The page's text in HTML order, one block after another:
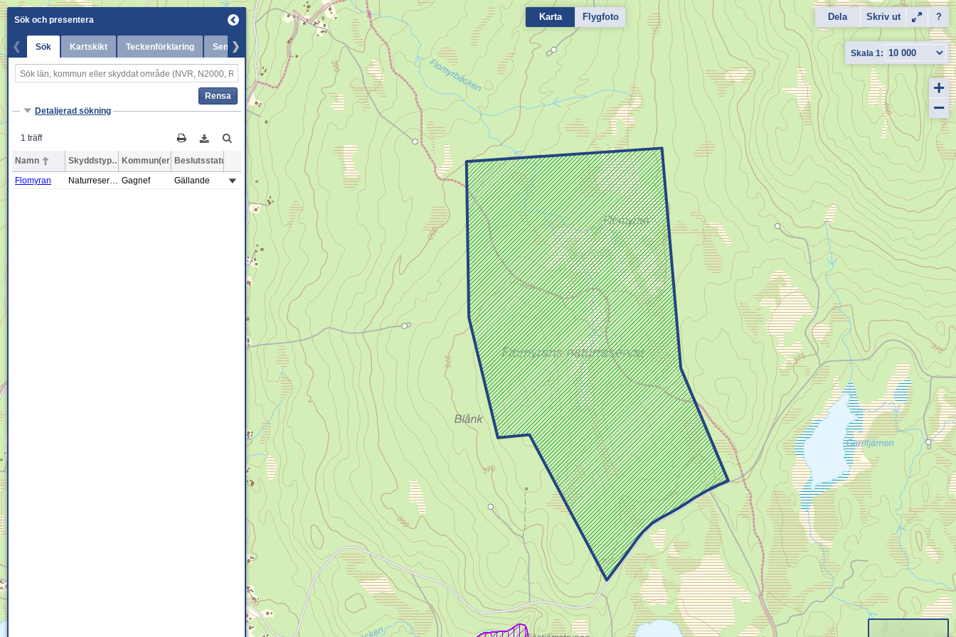
+
−
Karta Flygfoto Dela Skriv ut ?
Sök och presentera
Sök Kartskikt Teckenförklaring Senaste nytt
Rensa
Detaljerad sökning
1 träff
Namn Skyddstyp Kommun(er) Beslutsstatus
Flomyran
Naturreservat Gagnef Gällande